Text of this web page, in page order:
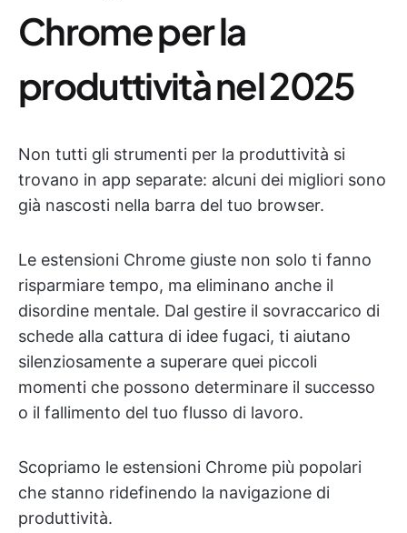
Chrome per la
produttività nel 2025
Non tutti gli strumenti per la produttività si
trovano in app separate: alcuni dei migliori sono
già nascosti nella barra del tuo browser.
Le estensioni Chrome giuste non solo ti fanno
risparmiare tempo, ma eliminano anche il
disordine mentale. Dal gestire il sovraccarico di
schede alla cattura di idee fugaci, ti aiutano
silenziosamente a superare quei piccoli
momenti che possono determinare il successo
o il fallimento del tuo flusso di lavoro.
Scopriamo le estensioni Chrome più popolari
che stanno ridefinendo la navigazione di
produttività.